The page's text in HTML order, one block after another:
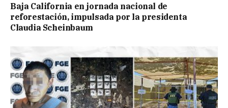
Baja California en jornada nacional de
reforestación, impulsada por la presidenta
Claudia Scheinbaum